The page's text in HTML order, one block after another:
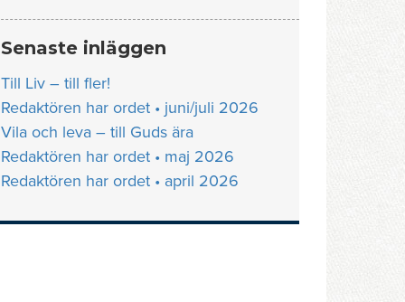
Senaste inläggen
Till Liv – till fler!
Redaktören har ordet • juni/juli 2026
Vila och leva – till Guds ära
Redaktören har ordet • maj 2026
Redaktören har ordet • april 2026